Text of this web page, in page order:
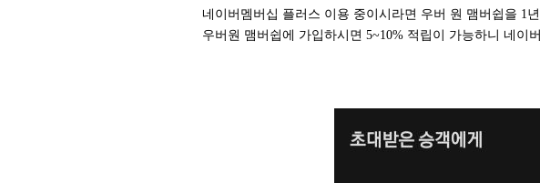
네이버멤버십 플러스 이용 중이시라면 우버 원 맴버쉽을 1
우버원 맴버쉽에 가입하시면 5~10% 적립이 가능하니 네이